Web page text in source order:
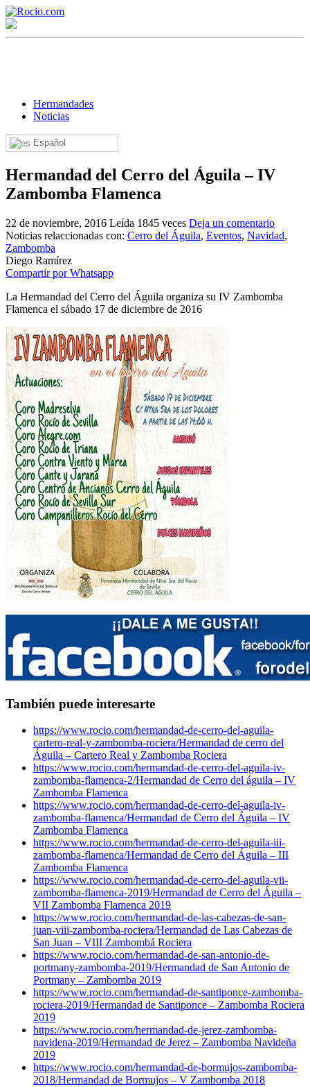
Hermandades
Noticias
Español
Hermandad del Cerro del Águila – IV
Zambomba Flamenca
22 de noviembre, 2016 Leída 1845 veces Deja un comentario
Noticias relaccionadas con: Cerro del Águila, Eventos, Navidad,
Zambomba
Diego Ramírez
Compartir por Whatsapp
La Hermandad del Cerro del Águila organiza su IV Zambomba
Flamenca el sábado 17 de diciembre de 2016
También puede interesarte
https://www.rocio.com/hermandad-de-cerro-del-aguila-
cartero-real-y-zambomba-rociera/Hermandad de cerro del
Águila – Cartero Real y Zambomba Rociera
https://www.rocio.com/hermandad-de-cerro-del-aguila-iv-
zambomba-flamenca-2/Hermandad de Cerro del águila – IV
Zambomba Flamenca
https://www.rocio.com/hermandad-de-cerro-del-aguila-iv-
zambomba-flamenca/Hermandad de Cerro del Águila – IV
Zambomba Flamenca
https://www.rocio.com/hermandad-de-cerro-del-aguila-iii-
zambomba-flamenca/Hermandad de Cerro del Águila – III
Zambomba Flamenca
https://www.rocio.com/hermandad-de-cerro-del-aguila-vii-
zambomba-flamenca-2019/Hermandad de Cerro del Águila –
VII Zambomba Flamenca 2019
https://www.rocio.com/hermandad-de-las-cabezas-de-san-
juan-viii-zambomba-rociera/Hermandad de Las Cabezas de
San Juan – VIII Zambombá Rociera
https://www.rocio.com/hermandad-de-san-antonio-de-
portmany-zambomba-2019/Hermandad de San Antonio de
Portmany – Zambomba 2019
https://www.rocio.com/hermandad-de-santiponce-zambomba-
rociera-2019/Hermandad de Santiponce – Zambomba Rociera
2019
https://www.rocio.com/hermandad-de-jerez-zambomba-
navidena-2019/Hermandad de Jerez – Zambomba Navideña
2019
https://www.rocio.com/hermandad-de-bormujos-zambomba-
2018/Hermandad de Bormujos – V Zambomba 2018
¡Bienvenido! Soy el asistente virtual de rocio.com.
¿En qué puedo ayudarte?
Historia de la Virgen del Rocío
¿Cuándo es la romería del Rocío?
¿Cuántas hermandades participan en la romería?
¿Cuándo se construyó la primera ermita?
El traslado cada siete años
¿Cuales son los actos principales que se celebran en el
Rocío?
Quiero hacer el camino,¿que tengo que hacer?
En el Rocío, ¿dónde me alojo?